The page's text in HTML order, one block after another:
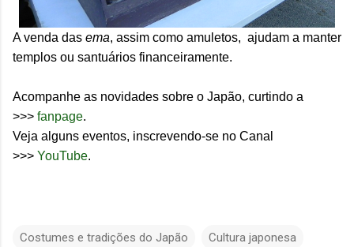
A venda das ema, assim como amuletos, ajudam a manter
templos ou santuários financeiramente.
Acompanhe as novidades sobre o Japão, curtindo a
>>> fanpage.
Veja alguns eventos, inscrevendo-se no Canal
>>> YouTube.
Costumes e tradições do Japão Cultura japonesa